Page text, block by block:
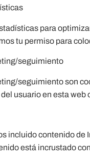
para
tu permiso para
seguimiento
seguimiento son
usuario en esta
incluido contenido
está incrustado